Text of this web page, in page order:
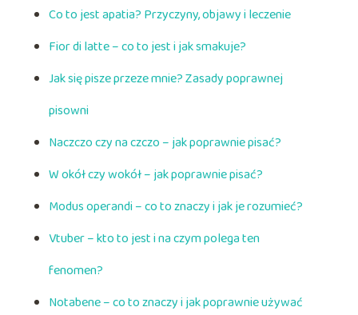
Co to jest apatia? Przyczyny, objawy i leczenie
Fior di latte – co to jest i jak smakuje?
Jak się pisze przeze mnie? Zasady poprawnej
pisowni
Naczczo czy na czczo – jak poprawnie pisać?
W okół czy wokół – jak poprawnie pisać?
Modus operandi – co to znaczy i jak je rozumieć?
Vtuber – kto to jest i na czym polega ten
fenomen?
Notabene – co to znaczy i jak poprawnie używać